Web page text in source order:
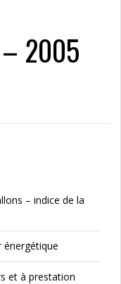
2005
– indice de la
énergétique
et à prestation